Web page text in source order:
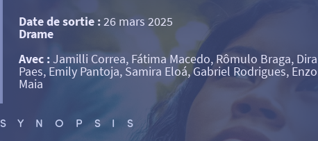
Date de sortie :26 mars 2025
Drame
Avec :Jamilli Correa, Fátima Macedo, Rômulo Braga, Dira
Paes, Emily Pantoja, Samira Eloá, Gabriel Rodrigues, Enzo
Maia
SYNOPSIS